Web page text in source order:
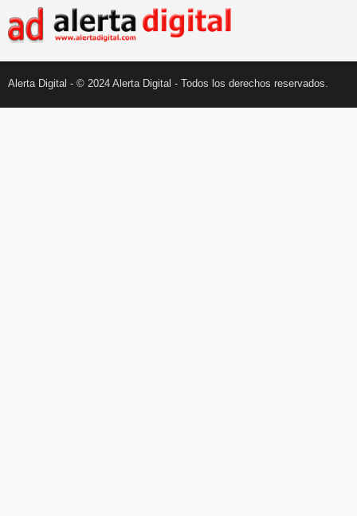
Alerta Digital - © 2024 Alerta Digital - Todos los derechos reservados.